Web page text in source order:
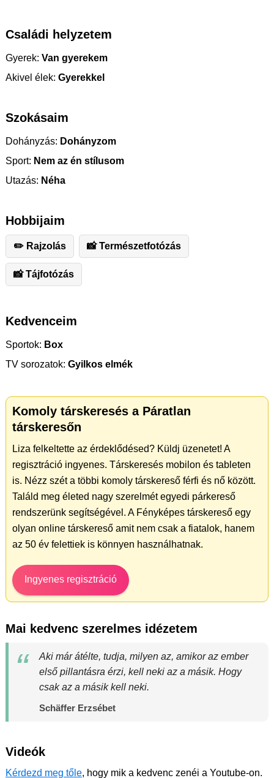
Családi helyzetem
Gyerek: Van gyerekem
Akivel élek: Gyerekkel
Szokásaim
Dohányzás: Dohányzom
Sport: Nem az én stílusom
Utazás: Néha
Hobbijaim
✏️ ️Rajzolás 📸 Természetfotózás
📸 Tájfotózás
Kedvenceim
Sportok: Box
TV sorozatok: Gyilkos elmék
Komoly társkeresés a Páratlan
társkeresőn
Liza felkeltette az érdeklődésed? Küldj üzenetet! A
regisztráció ingyenes. Társkeresés mobilon és tableten
is. Nézz szét a többi komoly társkereső férfi és nő között.
Találd meg életed nagy szerelmét egyedi párkereső
rendszerünk segítségével. A Fényképes társkereső egy
olyan online társkereső amit nem csak a fiatalok, hanem
az 50 év felettiek is könnyen használhatnak.
Ingyenes regisztráció
Mai kedvenc szerelmes idézetem
Aki már átélte, tudja, milyen az, amikor az ember
első pillantásra érzi, kell neki az a másik. Hogy
csak az a másik kell neki.
Schäffer Erzsébet
Videók
Kérdezd meg tőle, hogy mik a kedvenc zenéi a Youtube-on.